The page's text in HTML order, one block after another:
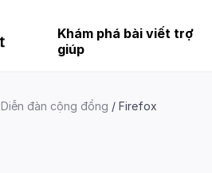
Khám phá bài viết trợ
giúp
Diễn đàn cộng đồng Firefox